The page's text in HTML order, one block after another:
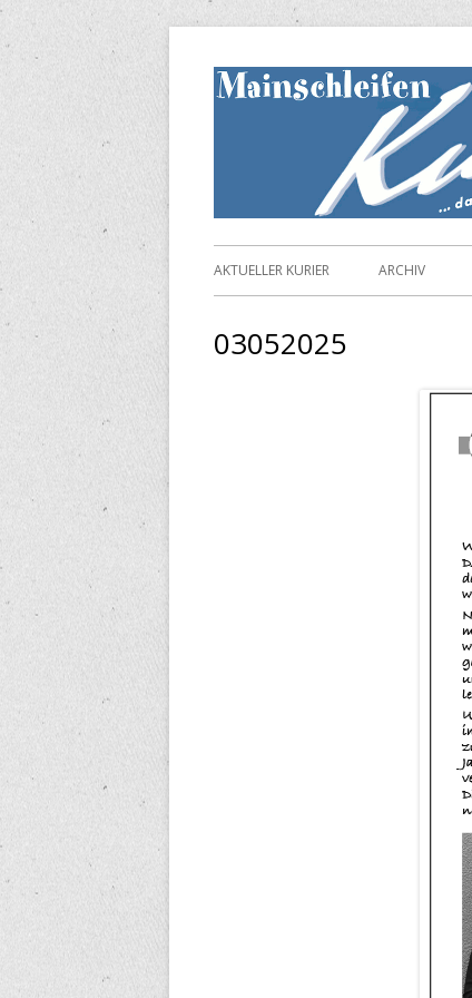
Springe
zum
Inhalt
Primäres
AKTUELLER KURIER ARCHIV
03052025